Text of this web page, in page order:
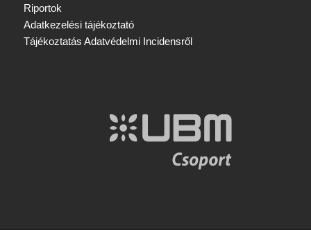
Riportok
Adatkezelési tájékoztató
Tájékoztatás Adatvédelmi Incidensről